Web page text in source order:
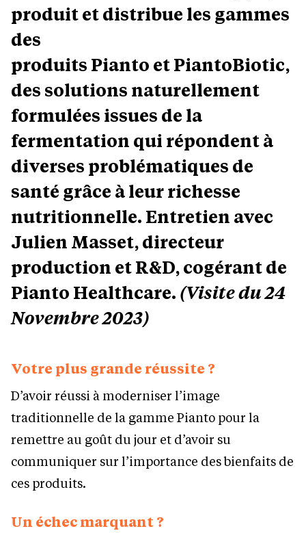
produit et distribue les gammes
des
produits Pianto et PiantoBiotic,
des solutions naturellement
formulées issues de la
fermentation qui répondent à
diverses problématiques de
santé grâce à leur richesse
nutritionnelle. Entretien avec
Julien Masset, directeur
production et R&D, cogérant de
Pianto Healthcare. (Visite du 24
Novembre 2023)
Votre plus grande réussite ?
D’avoir réussi à moderniser l’image
traditionnelle de la gamme Pianto pour la
remettre au goût du jour et d’avoir su
communiquer sur l’importance des bienfaits de
ces produits.
Un échec marquant ?